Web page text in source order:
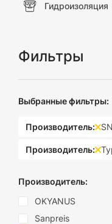
Гидроизоляция
Фильтры
Выбранные фильтры:
Производитель:
Производитель:
Производитель:
OKYANUS
Sanpreis